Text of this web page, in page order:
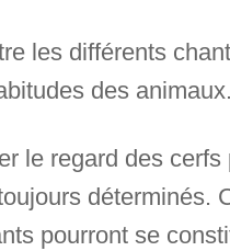
les différents
des animaux.
le regard des
déterminés.
pourront se